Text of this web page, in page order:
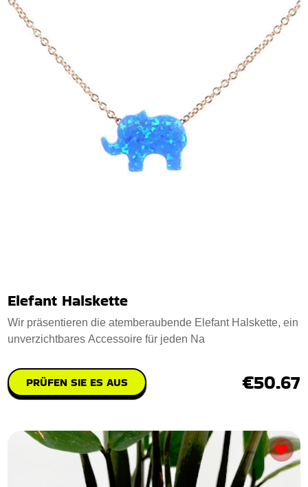
Elefant Halskette
Wir präsentieren die atemberaubende Elefant Halskette, ein
unverzichtbares Accessoire für jeden Na
PRÜFEN SIE ES AUS €50.67